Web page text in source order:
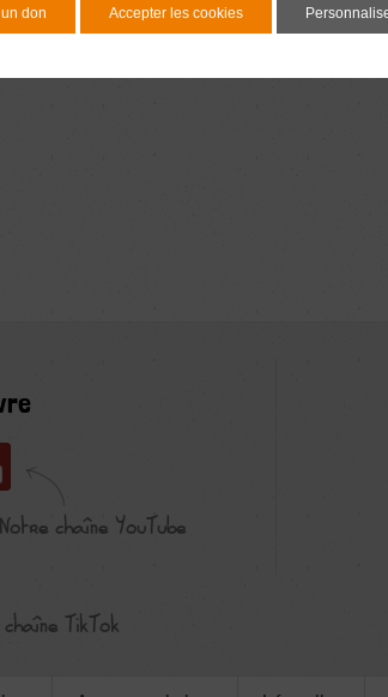
Notre chaîne YouTube
TikTok
don Accepter les cookies